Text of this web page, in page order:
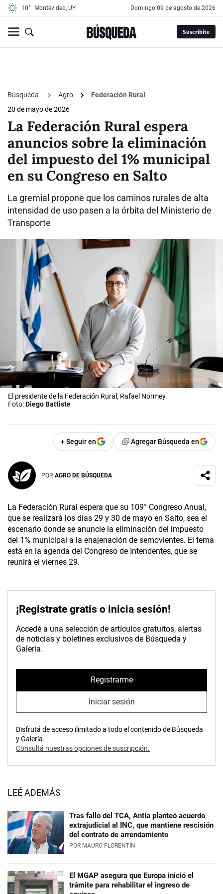
10° Montevideo, UY domingo 09 de agosto de 2026
Suscribite
Búsqueda Agro
Federación Rural
20 de mayo de 2026
La Federación Rural espera
anuncios sobre la eliminación
del impuesto del 1% municipal
en su Congreso en Salto
La gremial propone que los caminos rurales de alta
intensidad de uso pasen a la órbita del Ministerio de
Transporte
El presidente de la Federación Rural, Rafael Normey.
Foto:Diego Battiste
+ Seguir en Agregar Búsqueda en
POR AGRO DE BÚSQUEDA
La Federación Rural espera que su 109° Congreso Anual,
que se realizará los días 29 y 30 de mayo en Salto, sea el
escenario donde se anuncie la eliminación del impuesto
del 1% municipal a la enajenación de semovientes. El tema
está en la agenda del Congreso de Intendentes, que se
reunirá el viernes 29.
¡Registrate gratis o inicia sesión!
Accedé a una selección de artículos gratuitos, alertas
de noticias y boletines exclusivos de Búsqueda y
Galería.
Registrarme
Iniciar sesión
Disfrutá de acceso ilimitado a todo el contenido de Búsqueda
y Galería.
Consultá nuestras opciones de suscripción.
LEÉ ADEMÁS
Tras fallo del TCA, Antía planteó acuerdo
extrajudicial al INC, que mantiene rescisión
del contrato de arrendamiento
POR MAURO FLORENTÍN
El MGAP asegura que Europa inició el
trámite para rehabilitar el ingreso de